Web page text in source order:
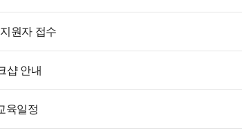
원자 접수
샵 안내
육일정